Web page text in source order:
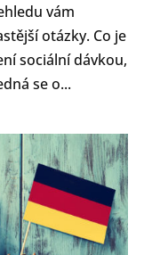
vám
otázky. Co je
sociální dávkou,
se o...